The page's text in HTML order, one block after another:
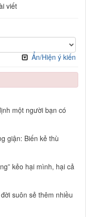
viết
Ẩn/Hiện ý kiến
một người bạn có
giận: Biến kẻ thù
kẻo hại mình, hại cả
suôn sẻ thêm nhiều